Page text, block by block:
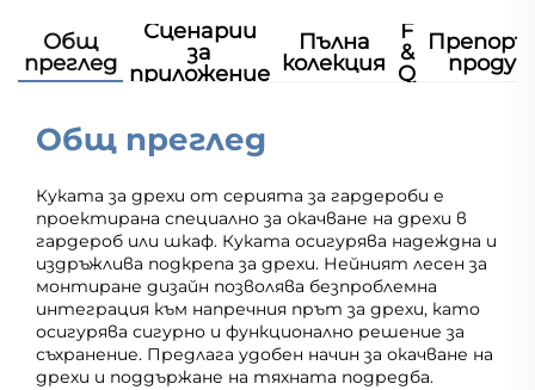
Общ
преглед
Сценарии
за
приложение
Пълна
колекция
F
&
Q
Общ преглед
Куката за дрехи от серията за гардероби е
проектирана специално за окачване на дрехи в
гардероб или шкаф. Куката осигурява надеждна и
издръжлива подкрепа за дрехи. Нейният лесен за
монтиране дизайн позволява безпроблемна
интеграция към напречния прът за дрехи, като
осигурява сигурно и функционално решение за
съхранение. Предлага удобен начин за окачване на
дрехи и поддържане на тяхната подредба.